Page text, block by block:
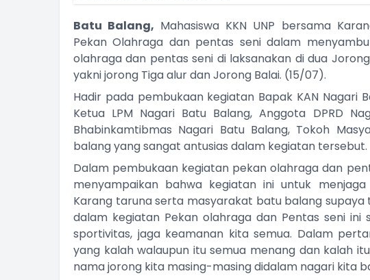
Batu Balang, Mahasiswa KKN UNP bersama
Pekan Olahraga dan pentas seni dalam
olahraga dan pentas seni di laksanakan di dua
yakni jorong Tiga alur dan Jorong Balai. (15/07).
Hadir pada pembukaan kegiatan Bapak KAN Nagari
Ketua LPM Nagari Batu Balang, Anggota DPRD
Bhabinkamtibmas Nagari Batu Balang, Tokoh
balang yang sangat antusias dalam kegiatan tersebut.
Dalam pembukaan kegiatan pekan olahraga dan
menyampaikan bahwa kegiatan ini untuk
Karang taruna serta masyarakat batu balang supaya
dalam kegiatan Pekan olahraga dan Pentas seni
sportivitas, jaga keamanan kita semua. Dalam
yang kalah walaupun itu semua menang dan kalah
nama jorong kita masing-masing didalam nagari kita